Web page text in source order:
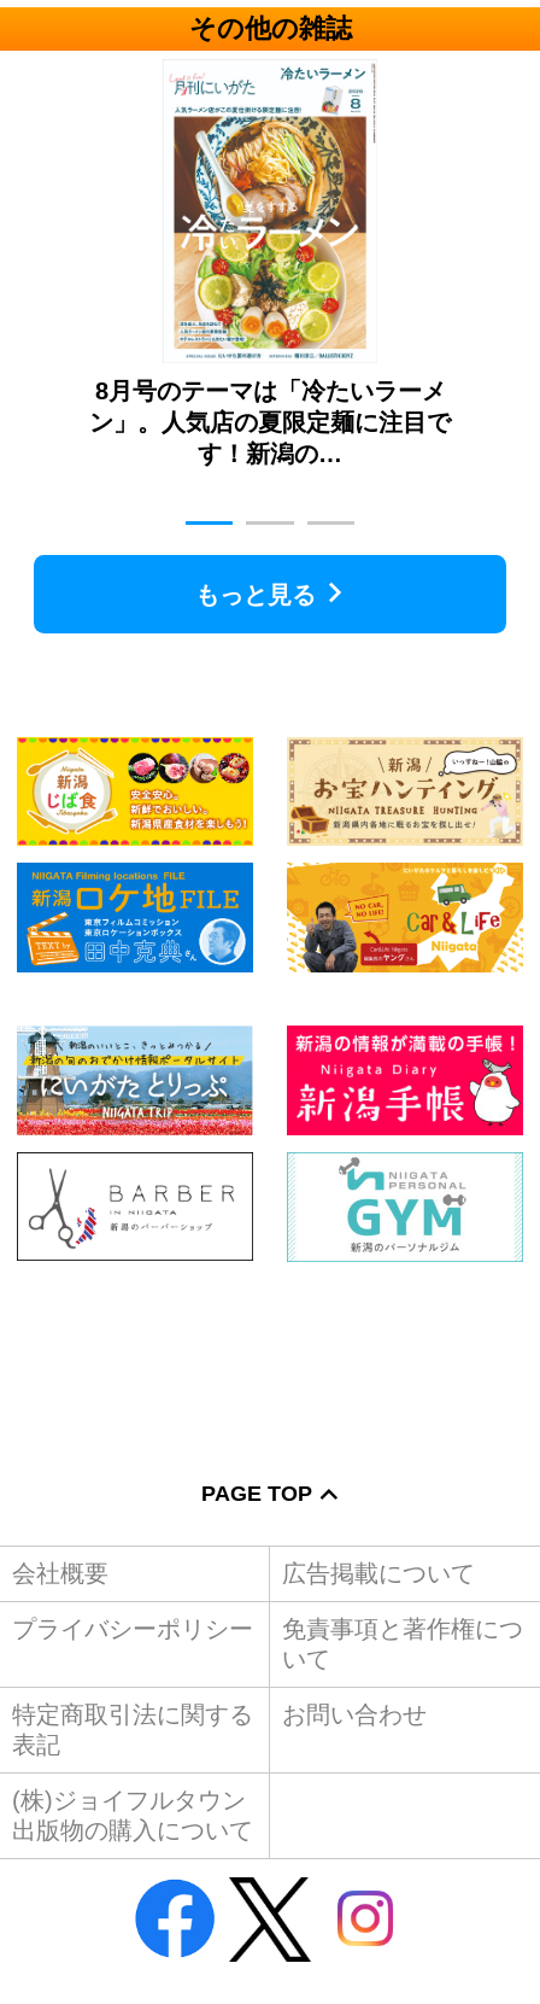
その他の雑誌
8月号のテーマは「冷たいラーメ
ン」。人気店の夏限定麺に注目で
す！新潟の…
もっと見る
PAGE TOP
会社概要 広告掲載について
プライバシーポリシー
免責事項と著作権につ
いて
特定商取引法に関する
表記
お問い合わせ
(株)ジョイフルタウン
出版物の購入について